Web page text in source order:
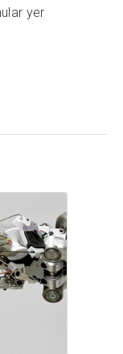
yer